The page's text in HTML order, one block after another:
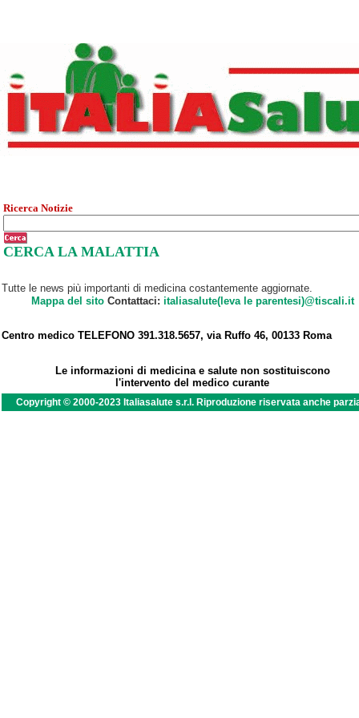
Ricerca Notizie
CERCA LA MALATTIA
Tutte le news più importanti di medicina costantemente aggiornate.
Mappa del sitoContattaci: italiasalute(leva le parentesi)@tiscali.it
Centro medico TELEFONO 391.318.5657, via Ruffo 46, 00133 Roma
Le informazioni di medicina e salute non sostituiscono
l'intervento del medico curante
Copyright © 2000-2023 Italiasalute s.r.l. Riproduzione riservata anche